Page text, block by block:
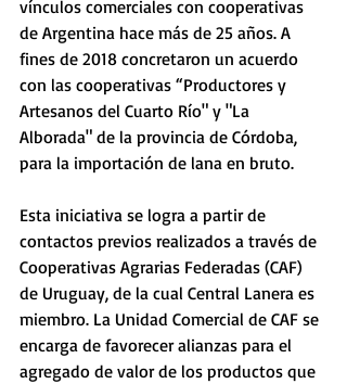
vínculos comerciales con cooperativas
de Argentina hace más de 25 años. A
fines de 2018 concretaron un acuerdo
con las cooperativas “Productores y
Artesanos del Cuarto Río" y "La
Alborada" de la provincia de Córdoba,
para la importación de lana en bruto.
Esta iniciativa se logra a partir de
contactos previos realizados a través de
Cooperativas Agrarias Federadas (CAF)
de Uruguay, de la cual Central Lanera es
miembro. La Unidad Comercial de CAF se
encarga de favorecer alianzas para el
agregado de valor de los productos que